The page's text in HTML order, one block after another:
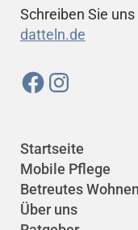
Schreiben Sie uns
datteln.de
Startseite
Mobile Pflege
Betreutes Wohnen
Über uns